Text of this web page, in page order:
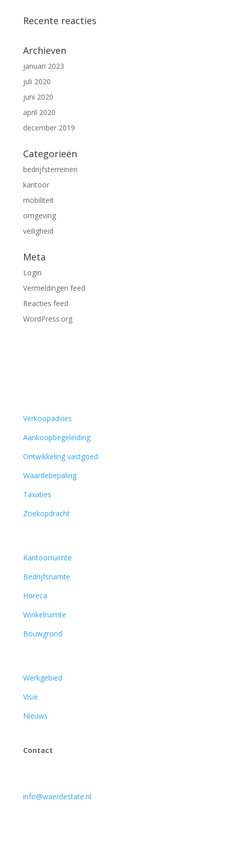
Recente reacties
Archieven
januari 2023
juli 2020
juni 2020
april 2020
december 2019
Categorieën
bedrijfsterreinen
kantoor
mobiliteit
omgeving
veiligheid
Meta
Login
Vermeldingen feed
Reacties feed
WordPress.org
Verkoopadvies
Aankoopbegeleiding
Ontwikkeling vastgoed
Waardebepaling
Taxaties
Zoekopdracht
Kantoorruimte
Bedrijfsruimte
Horeca
Winkelruimte
Bouwgrond
Werkgebied
Visie
Nieuws
Contact
info@waerdestate.nl